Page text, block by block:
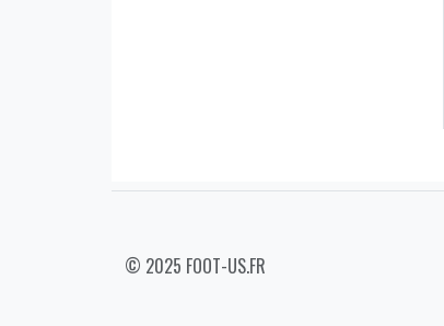
© 2025 FOOT-US.FR